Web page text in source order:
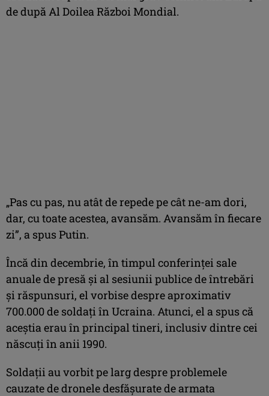
de după Al Doilea Război Mondial.
„Pas cu pas, nu atât de repede pe cât ne-am dori,
dar, cu toate acestea, avansăm. Avansăm în fiecare
zi”, a spus Putin.
Încă din decembrie, în timpul conferinţei sale
anuale de presă şi al sesiunii publice de întrebări
şi răspunsuri, el vorbise despre aproximativ
700.000 de soldaţi în Ucraina. Atunci, el a spus că
aceştia erau în principal tineri, inclusiv dintre cei
născuţi în anii 1990.
Soldaţii au vorbit pe larg despre problemele
cauzate de dronele desfăşurate de armata